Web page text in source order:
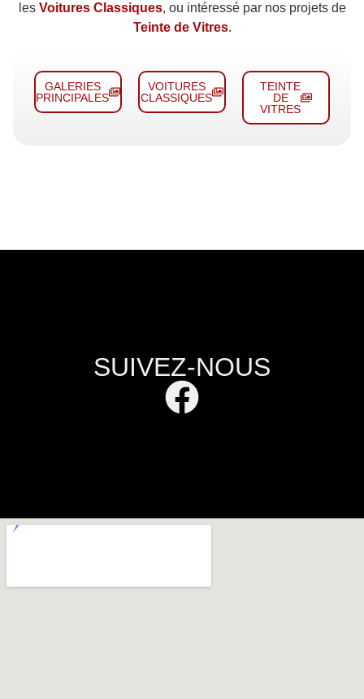
les Voitures Classiques, ou intéressé par nos projets de
Teinte de Vitres.
GALERIES
PRINCIPALES
VOITURES
CLASSIQUES
TEINTE
DE
VITRES
SUIVEZ-NOUS